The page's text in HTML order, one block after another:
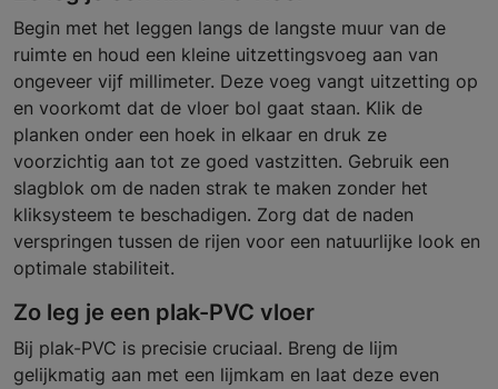
Begin met het leggen langs de langste muur van de
ruimte en houd een kleine uitzettingsvoeg aan van
ongeveer vijf millimeter. Deze voeg vangt uitzetting op
en voorkomt dat de vloer bol gaat staan. Klik de
planken onder een hoek in elkaar en druk ze
voorzichtig aan tot ze goed vastzitten. Gebruik een
slagblok om de naden strak te maken zonder het
kliksysteem te beschadigen. Zorg dat de naden
verspringen tussen de rijen voor een natuurlijke look en
optimale stabiliteit.
Zo leg je een plak-PVC vloer
Bij plak-PVC is precisie cruciaal. Breng de lijm
gelijkmatig aan met een lijmkam en laat deze even